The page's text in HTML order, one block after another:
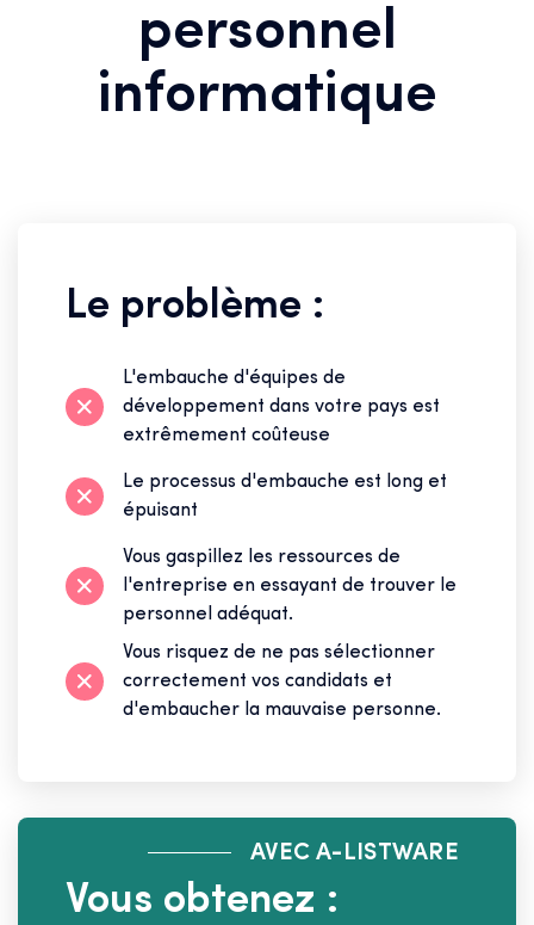
personnel
informatique
Le problème :
L'embauche d'équipes de
développement dans votre pays est
extrêmement coûteuse
Le processus d'embauche est long et
épuisant
Vous gaspillez les ressources de
l'entreprise en essayant de trouver le
personnel adéquat.
Vous risquez de ne pas sélectionner
correctement vos candidats et
d'embaucher la mauvaise personne.
AVEC A-LISTWARE
Vous obtenez :